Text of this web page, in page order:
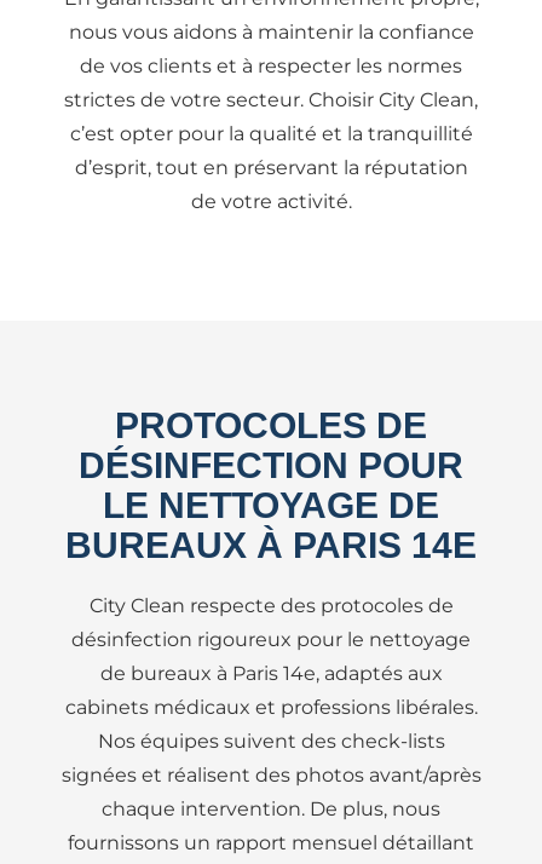
nous vous aidons à maintenir la confiance
de vos clients et à respecter les normes
strictes de votre secteur. Choisir City Clean,
c’est opter pour la qualité et la tranquillité
d’esprit, tout en préservant la réputation
de votre activité.
PROTOCOLES DE
DÉSINFECTION POUR
LE NETTOYAGE DE
BUREAUX À PARIS 14E
City Clean respecte des protocoles de
désinfection rigoureux pour le nettoyage
de bureaux à Paris 14e, adaptés aux
cabinets médicaux et professions libérales.
Nos équipes suivent des check-lists
signées et réalisent des photos avant/après
chaque intervention. De plus, nous
fournissons un rapport mensuel détaillant